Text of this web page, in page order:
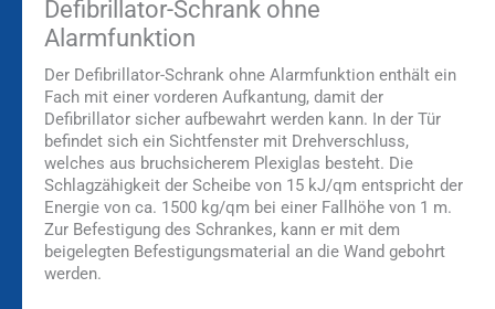
Defibrillator-Schrank ohne
Alarmfunktion
Der Defibrillator-Schrank ohne Alarmfunktion enthält ein
Fach mit einer vorderen Aufkantung, damit der
Defibrillator sicher aufbewahrt werden kann. In der Tür
befindet sich ein Sichtfenster mit Drehverschluss,
welches aus bruchsicherem Plexiglas besteht. Die
Schlagzähigkeit der Scheibe von 15 kJ/qm entspricht der
Energie von ca. 1500 kg/qm bei einer Fallhöhe von 1 m.
Zur Befestigung des Schrankes, kann er mit dem
beigelegten Befestigungsmaterial an die Wand gebohrt
werden.